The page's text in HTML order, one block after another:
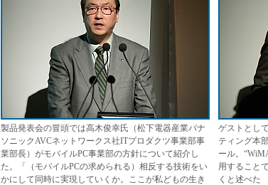
製品発表会の冒頭では高木俊幸氏（松下電器産業パナ
ソニックAVCネットワークス社ITプロダクツ事業部事
業部長）がモバイルPC事業部の方針について紹介し
た。「（モバイルPCの求められる）相反する技術をい
かにして同時に実現していくか。ここが私どもの生き
ゲストとし
ティング本
ール。
用すること
くと述べた